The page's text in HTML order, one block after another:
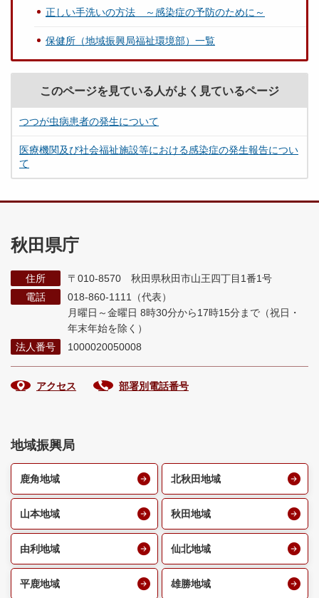
正しい手洗いの方法 ～感染症の予防のために～
保健所（地域振興局福祉環境部）一覧
このページを見ている人がよく見ているページ
つつが虫病患者の発生について
医療機関及び社会福祉施設等における感染症の発生報告につい
て
秋田県庁
住所
〒010-8570 秋田県秋田市山王四丁目1番1号
電話
018-860-1111（代表）
月曜日～金曜日 8時30分から17時15分まで （祝日・
年末年始を除く）
法人番号
1000020050008
アクセス 部署別電話番号
地域振興局
鹿角地域 北秋田地域
山本地域 秋田地域
由利地域 仙北地域
平鹿地域 雄勝地域